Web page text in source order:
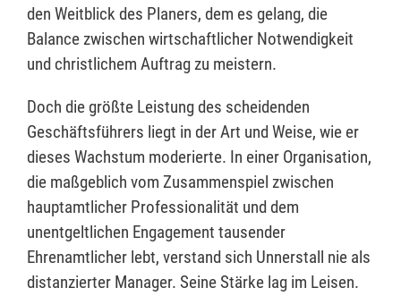
den Weitblick des Planers, dem es gelang, die
Balance zwischen wirtschaftlicher Notwendigkeit
und christlichem Auftrag zu meistern.
Doch die größte Leistung des scheidenden
Geschäftsführers liegt in der Art und Weise, wie er
dieses Wachstum moderierte. In einer Organisation,
die maßgeblich vom Zusammenspiel zwischen
hauptamtlicher Professionalität und dem
unentgeltlichen Engagement tausender
Ehrenamtlicher lebt, verstand sich Unnerstall nie als
distanzierter Manager. Seine Stärke lag im Leisen.